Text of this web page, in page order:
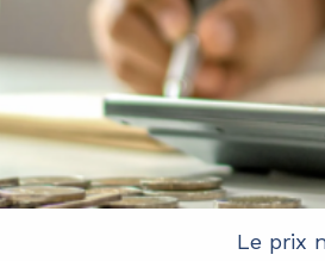
Le prix